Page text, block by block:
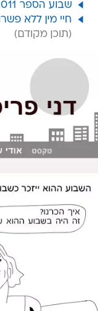
שבוע הספר 2011 בוואלה! תרבות
חיי מין ללא